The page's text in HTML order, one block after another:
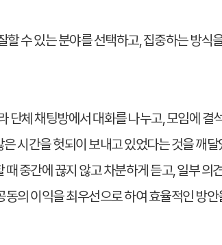
수 있는 분야를 선택하고, 집중하는 방
체 채팅방에서 대화를 나누고, 모임에
시간을 헛되이 보내고 있었다는 것을 깨
중간에 끊지 않고 차분하게 듣고, 일부
의 이익을 최우선으로 하여 효율적인 방